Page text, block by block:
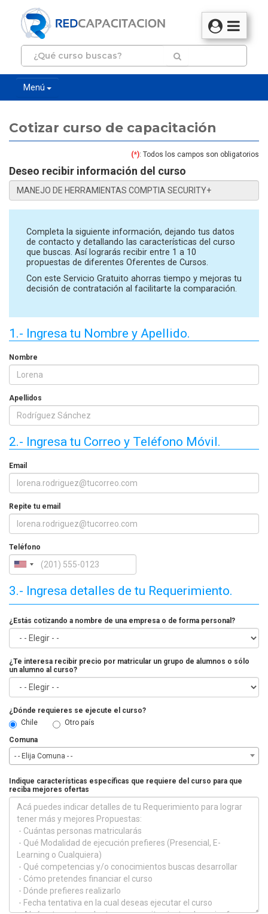
Menú
Cotizar curso de capacitación
(*): Todos los campos son obligatorios
Deseo recibir información del curso
Completa la siguiente información, dejando tus datos
de contacto y detallando las características del curso
que buscas. Así lograrás recibir entre 1 a 10
propuestas de diferentes Oferentes de Cursos.
Con este Servicio Gratuito ahorras tiempo y mejoras tu
decisión de contratación al facilitarte la comparación.
1.- Ingresa tu Nombre y Apellido.
Nombre
Apellidos
2.- Ingresa tu Correo y Teléfono Móvil.
Email
Repite tu email
Teléfono
3.- Ingresa detalles de tu Requerimiento.
¿Estás cotizando a nombre de una empresa o de forma personal?
¿Te interesa recibir precio por matricular un grupo de alumnos o sólo
un alumno al curso?
¿Dónde requieres se ejecute el curso?
Chile
Otro país
Comuna
- - Elija Comuna - -
Indique características específicas que requiere del curso para que
reciba mejores ofertas